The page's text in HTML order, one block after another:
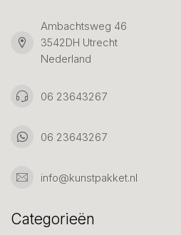
Ambachtsweg 46
3542DH Utrecht
Nederland
06 23643267
06 23643267
info@kunstpakket.nl
Categorieën